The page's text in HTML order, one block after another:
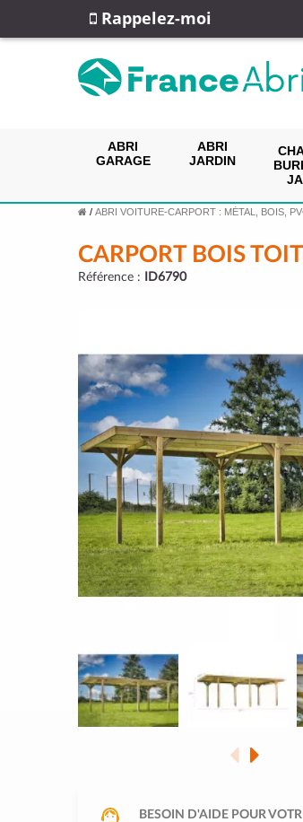
Rappelez-moi
ABRI
GARAGE
ABRI
JARDIN
/ ABRI VOITURE-CARPORT : MÉTAL, BOIS,
CARPORT BOIS
Référence : ID6790
BESOIN D'AIDE POUR